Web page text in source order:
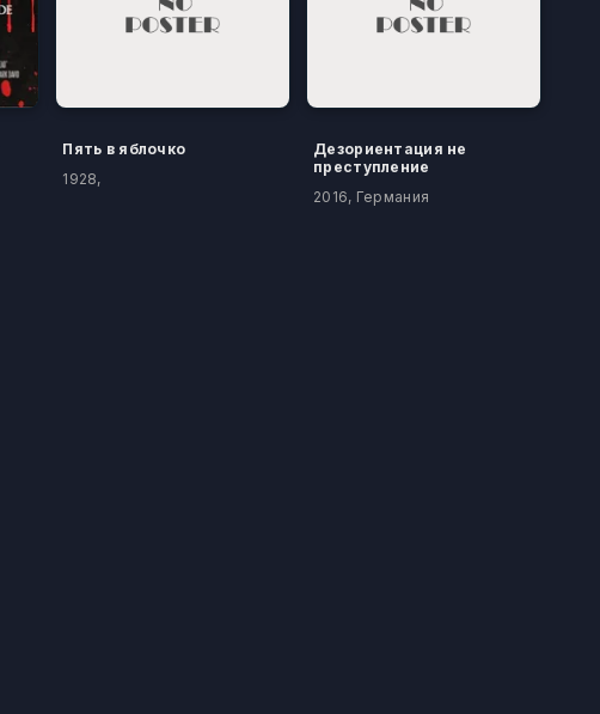
Пять в яблочко
1928,
Дезориентация не
преступление
2016, Германия